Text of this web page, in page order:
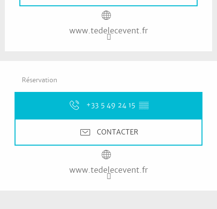
www.tedelecevent.fr
Réservation
+33 5 49 24 15 ▒▒
CONTACTER
www.tedelecevent.fr